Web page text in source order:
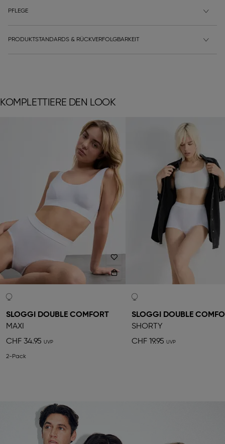
PFLEGE
PRODUKTSTANDARDS & RÜCKVERFOLGBARKEIT
KOMPLETTIERE DEN LOOK
SLOGGI DOUBLE COMFORT
MAXI
CHF 34.95
2-Pack
SLOGGI DOUBLE
SHORTY
CHF 19.95